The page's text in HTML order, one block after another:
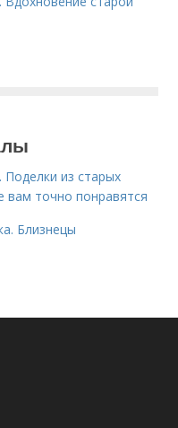
из старых
вам точно понравятся
Близнецы